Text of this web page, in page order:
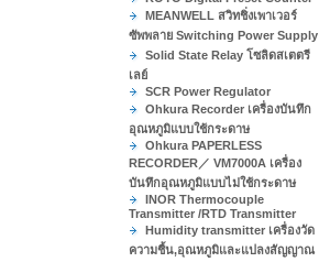
MEANWELL สวิทชิ่งเพาเวอร์
ซัพพลาย Switching Power Supply
Solid State Relay โซลิดสเตตรี
เลย์
SCR Power Regulator
Ohkura Recorder เครื่องบันทึก
อุณหภูมิแบบใช้กระดาษ
Ohkura PAPERLESS
RECORDER／ VM7000A เครื่อง
บันทึกอุณหภูมิแบบไม่ใช้กระดาษ
INOR Thermocouple
Transmitter /RTD Transmitter
Humidity transmitter เครื่องวัด
ความชื้น,อุณหภูมิและแปลงสัญญาณ